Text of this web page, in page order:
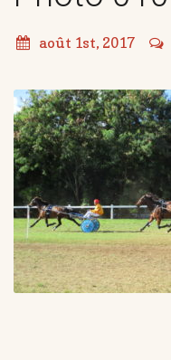
août 1st, 2017